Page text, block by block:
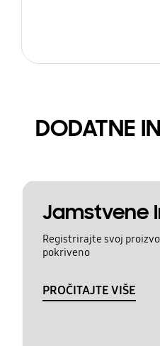
DODATNE
Jamstvene
Registrirajte svoj
pokriveno
PROČITAJTE VIŠE